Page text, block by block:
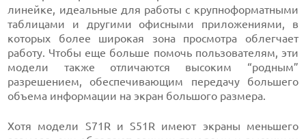
линейке, идеальные для работы с крупноформатными
таблицами и другими офисными приложениями, в
которых более широкая зона просмотра облегчает
работу. Чтобы еще больше помочь пользователям, эти
модели также отличаются высоким “родным”
разрешением, обеспечивающим передачу большего
объема информации на экран большого размера.
Хотя модели S71R и S51R имеют экраны меньшего